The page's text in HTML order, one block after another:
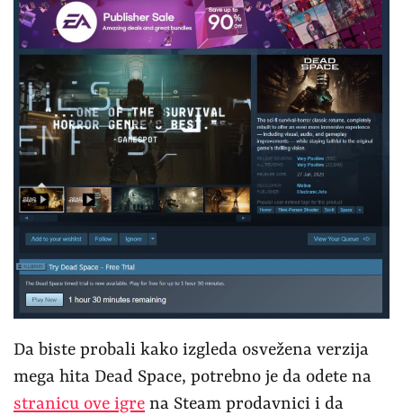
Da biste probali kako izgleda osvežena verzija
mega hita Dead Space, potrebno je da odete na
stranicu ove igre na Steam prodavnici i da